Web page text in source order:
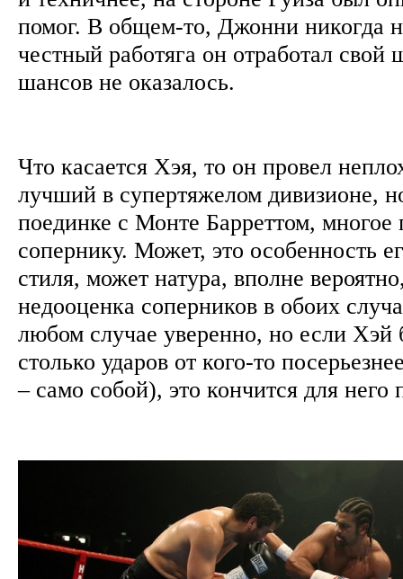
помог. В общем-то, Джонни никогда
честный работяга он отработал свой
шансов не оказалось.
Что касается Хэя, то он провел
лучший в супертяжелом дивизионе,
поединке с Монте Барреттом, многое
сопернику. Может, это особенность
стиля, может натура, вполне
недооценка соперников в обоих
любом случае уверенно, но если Хэй
столько ударов от кого-то
– само собой), это кончится для него